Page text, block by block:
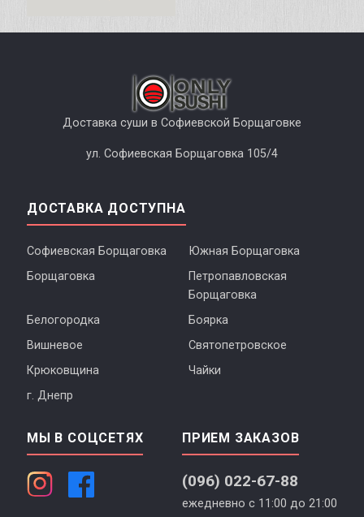
Доставка суши в Софиевской Борщаговке
ул. Софиевская Борщаговка 105/4
ДОСТАВКА ДОСТУПНА
Софиевская Борщаговка
Южная Борщаговка
Борщаговка
Петропавловская
Борщаговка
Белогородка
Боярка
Вишневое
Святопетровское
Крюковщина
Чайки
г. Днепр
МЫ В СОЦСЕТЯХ ПРИЕМ ЗАКАЗОВ
(096) 022-67-88
ежедневно с 11:00 до 21:00